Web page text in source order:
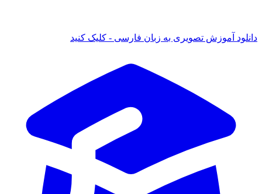
دانلود آموزش تصویری به زبان فارسی - کلیک کنید